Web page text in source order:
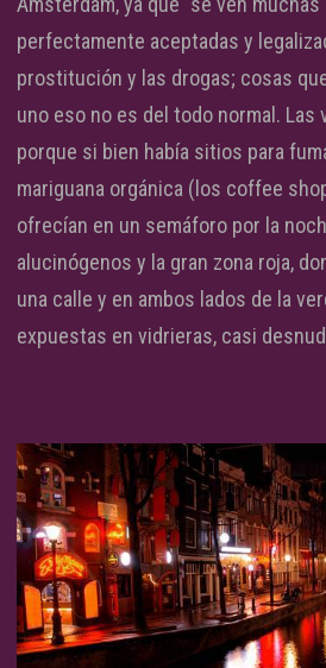
perfectamente aceptadas y
prostitución y las drogas; cosas
uno eso no es del todo normal. Las
porque si bien había sitios para
mariguana orgánica (los coffee
ofrecían en un semáforo por la
alucinógenos y la gran zona roja,
una calle y en ambos lados de la
expuestas en vidrieras, casi